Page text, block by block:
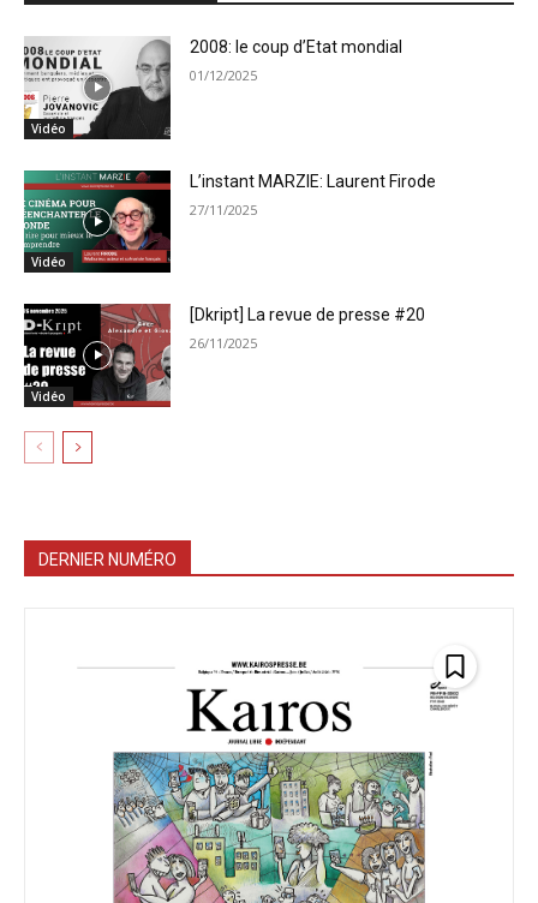
Vidéo
2008: le coup d’Etat mondial
01/12/2025
Vidéo
L’instant MARZIE: Laurent Firode
27/11/2025
Vidéo
[Dkript] La revue de presse #20
26/11/2025
DERNIER NUMÉRO